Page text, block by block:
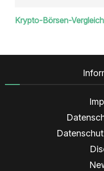
Krypto-Börsen-Vergleich